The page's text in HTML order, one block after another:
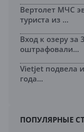
Вертолет МЧС
туриста из ...
Вход к озеру за
оштрафовали...
Vietjet подвела
года...
ПОПУЛЯРНЫЕ